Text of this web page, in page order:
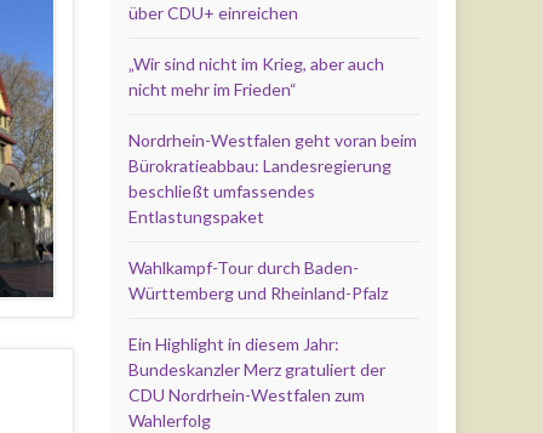
über CDU+ einreichen
„Wir sind nicht im Krieg, aber auch
nicht mehr im Frieden“
Nordrhein-Westfalen geht voran beim
Bürokratieabbau: Landesregierung
beschließt umfassendes
Entlastungspaket
Wahlkampf-Tour durch Baden-
Württemberg und Rheinland-Pfalz
Ein Highlight in diesem Jahr:
Bundeskanzler Merz gratuliert der
CDU Nordrhein-Westfalen zum
Wahlerfolg